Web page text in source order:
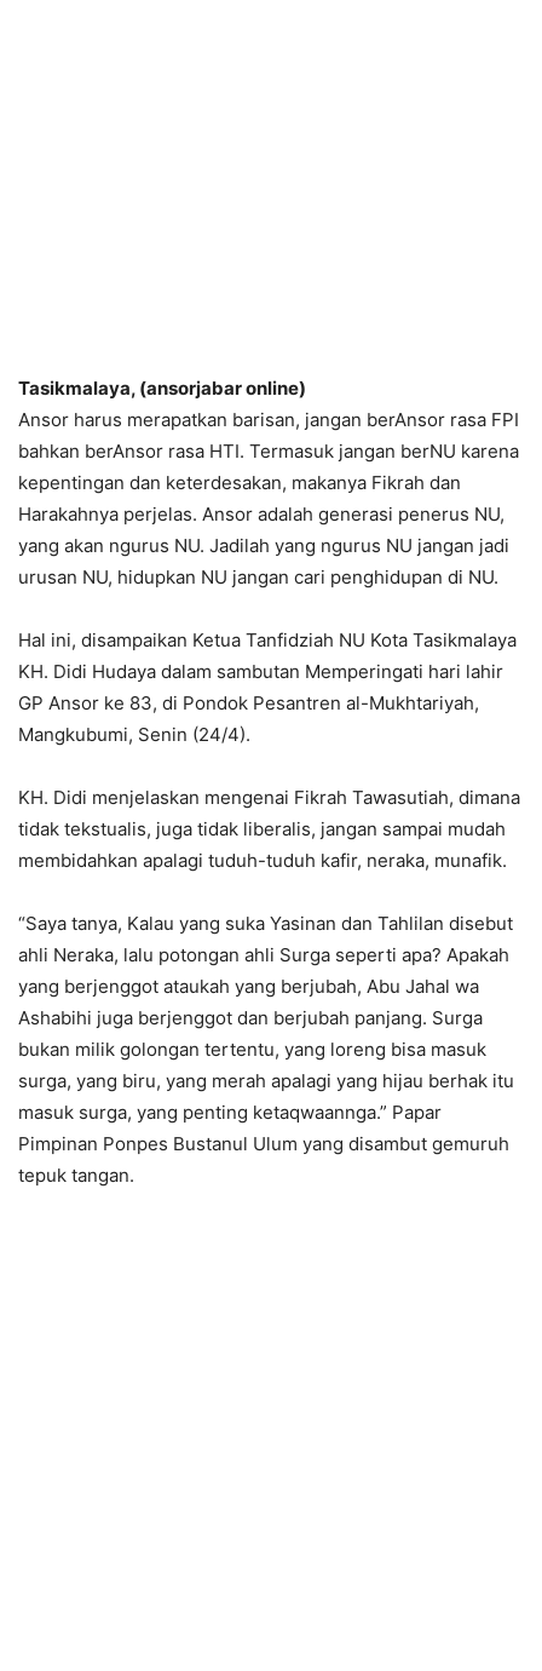
Tasikmalaya, (ansorjabar online)
Ansor harus merapatkan barisan, jangan berAnsor rasa FPI
bahkan berAnsor rasa HTI. Termasuk jangan berNU karena
kepentingan dan keterdesakan, makanya Fikrah dan
Harakahnya perjelas. Ansor adalah generasi penerus NU,
yang akan ngurus NU. Jadilah yang ngurus NU jangan jadi
urusan NU, hidupkan NU jangan cari penghidupan di NU.
Hal ini, disampaikan Ketua Tanfidziah NU Kota Tasikmalaya
KH. Didi Hudaya dalam sambutan Memperingati hari lahir
GP Ansor ke 83, di Pondok Pesantren al-Mukhtariyah,
Mangkubumi, Senin (24/4).
KH. Didi menjelaskan mengenai Fikrah Tawasutiah, dimana
tidak tekstualis, juga tidak liberalis, jangan sampai mudah
membidahkan apalagi tuduh-tuduh kafir, neraka, munafik.
“Saya tanya, Kalau yang suka Yasinan dan Tahlilan disebut
ahli Neraka, lalu potongan ahli Surga seperti apa? Apakah
yang berjenggot ataukah yang berjubah, Abu Jahal wa
Ashabihi juga berjenggot dan berjubah panjang. Surga
bukan milik golongan tertentu, yang loreng bisa masuk
surga, yang biru, yang merah apalagi yang hijau berhak itu
masuk surga, yang penting ketaqwaannga.” Papar
Pimpinan Ponpes Bustanul Ulum yang disambut gemuruh
tepuk tangan.